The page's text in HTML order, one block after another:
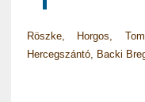
Röszke, Horgos,
Hercegszántó, Backi